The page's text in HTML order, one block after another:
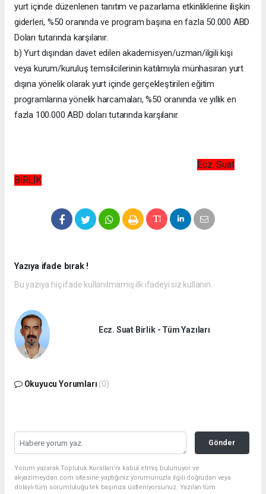
yurt içinde düzenlenen tanıtım ve pazarlama etkinliklerine ilişkin
giderleri, %50 oranında ve program başına en fazla 50.000 ABD
Doları tutarında karşılanır.
b) Yurt dışından davet edilen akademisyen/uzman/ilgili kişi
veya kurum/kuruluş temsilcilerinin katılımıyla münhasıran yurt
dışına yönelik olarak yurt içinde gerçekleştirilen eğitim
programlarına yönelik harcamaları, %50 oranında ve yıllık en
fazla 100.000 ABD doları tutarında karşılanır.
Ecz. Suat
BİRLİK
Yazıya ifade bırak !
Bu yazıya hiç ifade kullanılmamış ilk ifadeyi siz kullanın.
Ecz. Suat Birlik - Tüm Yazıları
Okuyucu Yorumları (0)
Gönder
Yorum yazarak Topluluk Kuralları’nı kabul etmiş bulunuyor ve
akyazimeydan.com sitesine yaptığınız yorumunuzla ilgili doğrudan veya
dolaylı tüm sorumluluğu tek başınıza üstleniyorsunuz. Yazılan tüm